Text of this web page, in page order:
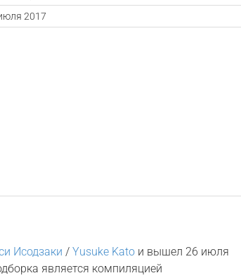
2017
Исодзаки /Yusuke Kato и вышел 26 июля
является компиляцией